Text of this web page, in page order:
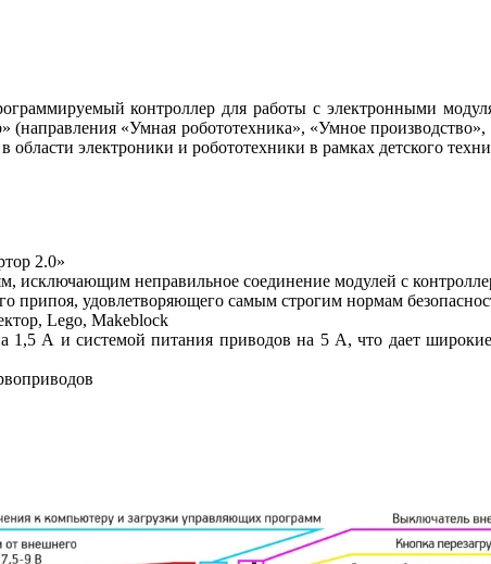
контроллер для работы с электронными
«Умная робототехника», «Умное
электроники и робототехники в рамках детского
2.0»
исключающим неправильное соединение модулей с
удовлетворяющего самым строгим нормам
Lego, Makeblock
А и системой питания приводов на 5 А, что дает